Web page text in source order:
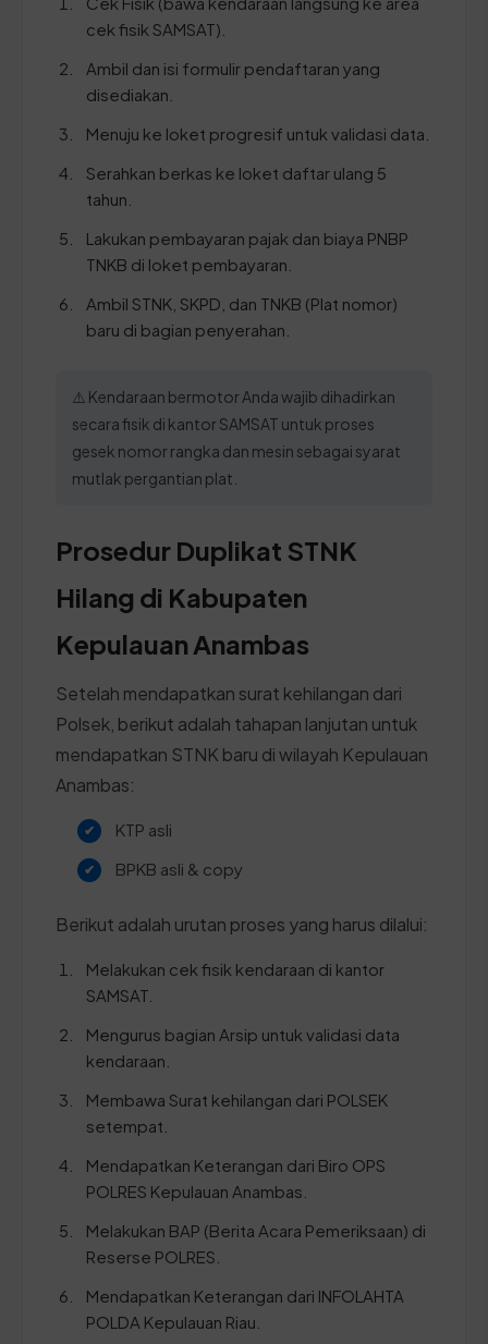
cek fisik SAMSAT).
Ambil dan isi formulir pendaftaran yang
disediakan.
Menuju ke loket progresif untuk validasi data.
Serahkan berkas ke loket daftar ulang 5
tahun.
Lakukan pembayaran pajak dan biaya PNBP
TNKB di loket pembayaran.
Ambil STNK, SKPD, dan TNKB (Plat nomor)
baru di bagian penyerahan.
⚠️ Kendaraan bermotor Anda wajib dihadirkan
secara fisik di kantor SAMSAT untuk proses
gesek nomor rangka dan mesin sebagai syarat
mutlak pergantian plat.
Prosedur Duplikat STNK
Hilang di Kabupaten
Kepulauan Anambas
Setelah mendapatkan surat kehilangan dari
Polsek, berikut adalah tahapan lanjutan untuk
mendapatkan STNK baru di wilayah Kepulauan
Anambas:
KTP asli
BPKB asli & copy
Berikut adalah urutan proses yang harus dilalui:
Melakukan cek fisik kendaraan di kantor
SAMSAT.
Mengurus bagian Arsip untuk validasi data
kendaraan.
Membawa Surat kehilangan dari POLSEK
setempat.
Mendapatkan Keterangan dari Biro OPS
POLRES Kepulauan Anambas.
Melakukan BAP (Berita Acara Pemeriksaan) di
Reserse POLRES.
Mendapatkan Keterangan dari INFOLAHTA
POLDA Kepulauan Riau.